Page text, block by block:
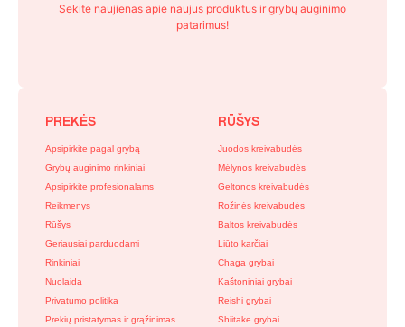
PREKĖS
Apsipirkite pagal grybą
Grybų auginimo rinkiniai
Apsipirkite profesionalams
Reikmenys
Rūšys
Geriausiai parduodami
Rinkiniai
Nuolaida
Privatumo politika
Prekių pristatymas ir grąžinimas
RŪŠYS
Juodos kreivabudės
Mėlynos kreivabudės
Geltonos kreivabudės
Rožinės kreivabudės
Baltos kreivabudės
Liūto karčiai
Chaga grybai
Kaštoniniai grybai
Reishi grybai
Shiitake grybai
Sekite naujienas apie naujus produktus ir grybų auginimo
patarimus!